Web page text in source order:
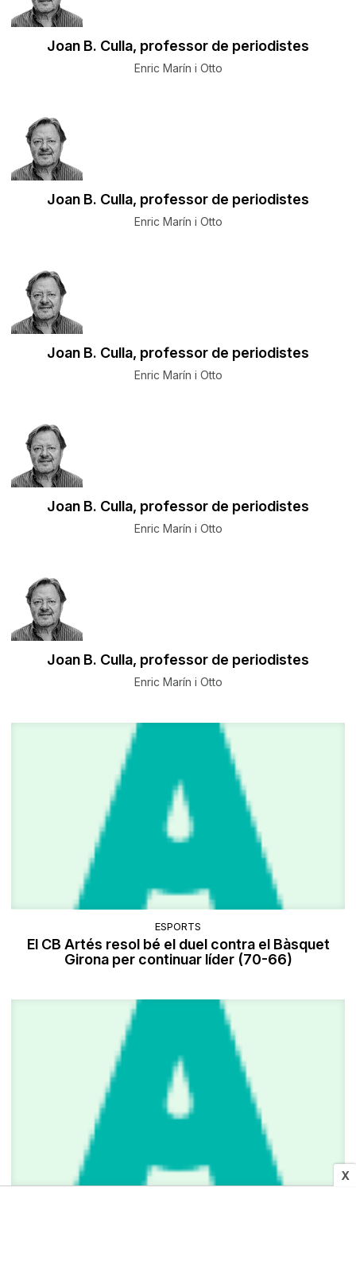
X
Joan B. Culla, professor de periodistes
Enric Marín i Otto
Joan B. Culla, professor de periodistes
Enric Marín i Otto
Joan B. Culla, professor de periodistes
Enric Marín i Otto
Joan B. Culla, professor de periodistes
Enric Marín i Otto
Joan B. Culla, professor de periodistes
Enric Marín i Otto
ESPORTS
El CB Artés resol bé el duel contra el Bàsquet
Girona per continuar líder (70-66)